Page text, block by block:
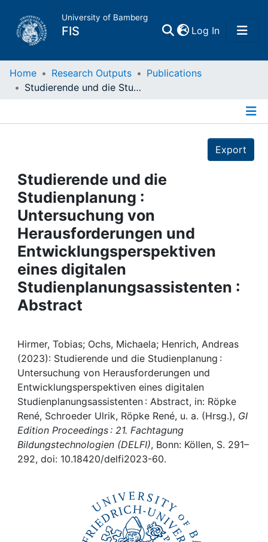
University of Bamberg
FIS Log In(current)
Home
Projects
People
Institutions
Awards
My FIS
Home Research Outputs
Publications
Studierende und die Studienplanung : Untersuchung von Herausforderungen und Entwicklungsperspektiven eines digitalen Studienplanungsassistenten : Abstract
Export
Studierende und die
Studienplanung :
Untersuchung von
Herausforderungen und
Entwicklungsperspektiven
eines digitalen
Studienplanungsassistenten :
Abstract
Hirmer, Tobias; Ochs, Michaela; Henrich, Andreas
(2023): Studierende und die Studienplanung :
Untersuchung von Herausforderungen und
Entwicklungsperspektiven eines digitalen
Studienplanungsassistenten : Abstract, in: Röpke
René, Schroeder Ulrik, Röpke René, u. a. (Hrsg.), GI
Edition Proceedings : 21. Fachtagung
Bildungstechnologien (DELFI), Bonn: Köllen, S. 291–
292, doi: 10.18420/delfi2023-60.